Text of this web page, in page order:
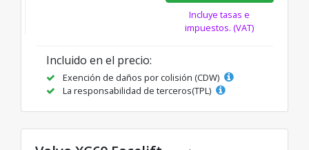
Incluye tasas e
impuestos. (VAT)
Incluido en el precio:
Exención de daños por colisión (CDW)
La responsabilidad de terceros(TPL)